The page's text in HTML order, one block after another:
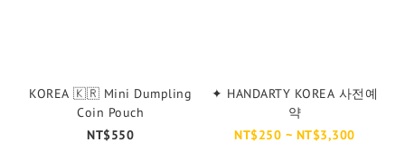
KOREA 🇰🇷 Mini Dumpling
Coin Pouch
NT$550
✦ HANDARTY KOREA 사전예
약
NT$250 ~ NT$3,300